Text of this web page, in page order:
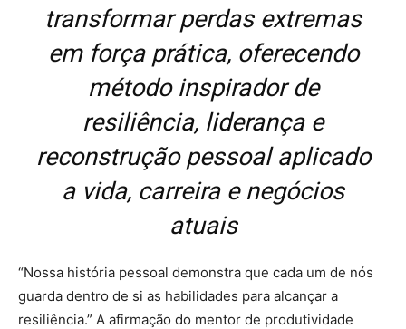
transformar perdas extremas
em força prática, oferecendo
método inspirador de
resiliência, liderança e
reconstrução pessoal aplicado
a vida, carreira e negócios
atuais
“Nossa história pessoal demonstra que cada um de nós
guarda dentro de si as habilidades para alcançar a
resiliência.” A afirmação do mentor de produtividade